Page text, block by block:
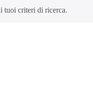
tuoi criteri di ricerca.